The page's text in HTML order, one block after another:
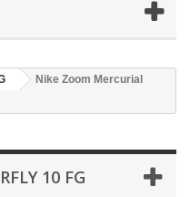
Nike Zoom Mercurial
10 FG